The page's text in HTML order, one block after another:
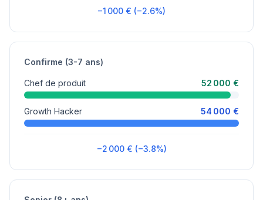
−1 000 € (−2.6%)
Confirme (3-7 ans)
Chef de produit 52 000 €
Growth Hacker 54 000 €
−2 000 € (−3.8%)